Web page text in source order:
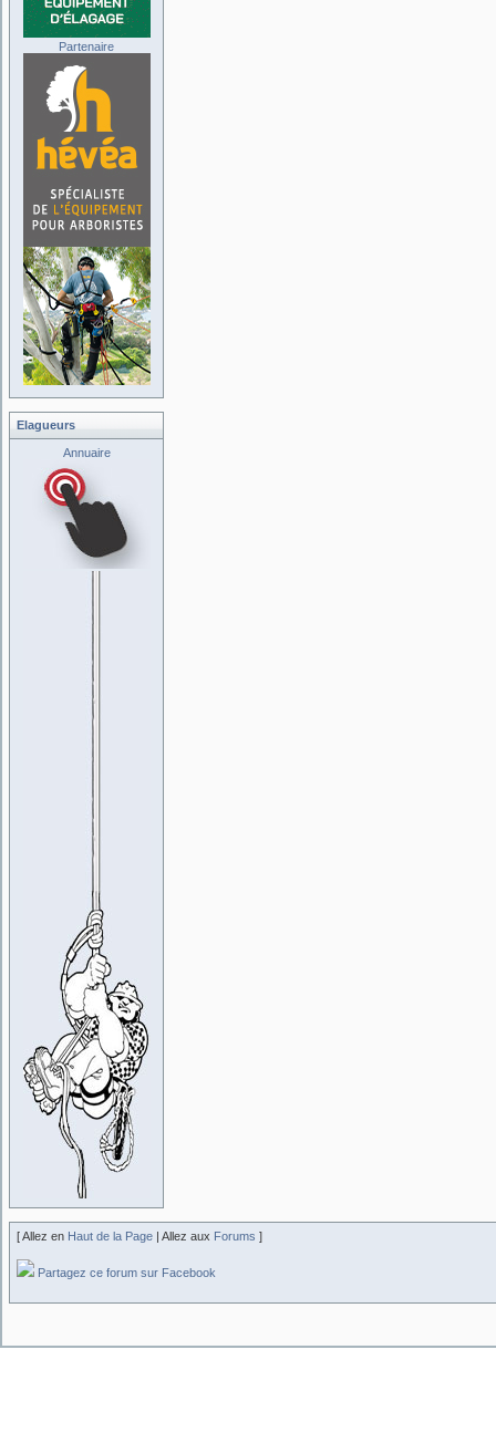
Partenaire
Elagueurs
Annuaire
[ Allez en Haut de la Page | Allez aux Forums ]
Partagez ce forum sur Facebook